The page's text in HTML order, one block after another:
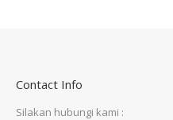
Contact Info
Silakan hubungi kami :